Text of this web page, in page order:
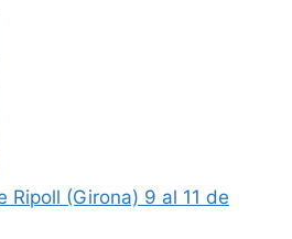
Ripoll (Girona) 9 al 11 de